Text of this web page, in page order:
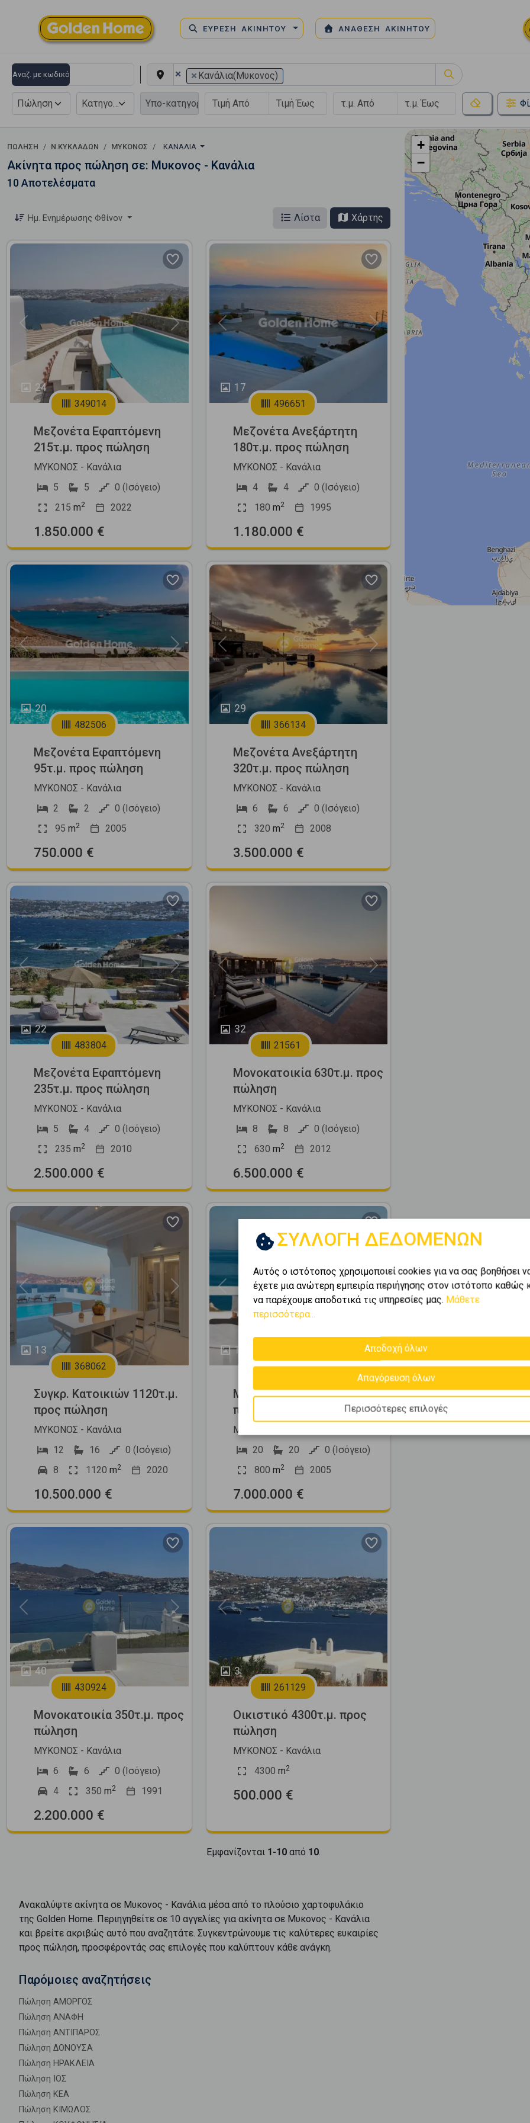
ΕΥΡΕΣΗ ΑΚΙΝΗΤΟΥ ΑΝΑΘΕΣΗ ΑΚΙΝΗΤΟΥ
Αναζ. με κωδικό × × Κανάλια(Μυκονος)
Πώληση
ΠΏΛΗΣΗ Ν.ΚΥΚΛΑΔΩΝ ΜΥΚΟΝΟΣ ΚΑΝΆΛΙΑ
Ακίνητα προς πώληση σε: Μυκονος - Κανάλια
10 Αποτελέσματα
Ημ. Ενημέρωσης Φθίνον Λίστα Χάρτης
24
Previous Next
349014
Μεζονέτα Εφαπτόμενη
215τ.μ. προς πώληση
ΜΥΚΟΝΟΣ - Κανάλια
5
5
0 (Ισόγειο)
215 m2 2022
1.850.000 €
17
Previous Next
496651
Μεζονέτα Ανεξάρτητη
180τ.μ. προς πώληση
ΜΥΚΟΝΟΣ - Κανάλια
4
4
0 (Ισόγειο)
180 m2 1995
1.180.000 €
20
Previous Next
482506
Μεζονέτα Εφαπτόμενη
95τ.μ. προς πώληση
ΜΥΚΟΝΟΣ - Κανάλια
2
2
0 (Ισόγειο)
95 m2 2005
750.000 €
29
Previous Next
366134
Μεζονέτα Ανεξάρτητη
320τ.μ. προς πώληση
ΜΥΚΟΝΟΣ - Κανάλια
6
6
0 (Ισόγειο)
320 m2 2008
3.500.000 €
22
Previous Next
483804
Μεζονέτα Εφαπτόμενη
235τ.μ. προς πώληση
ΜΥΚΟΝΟΣ - Κανάλια
5
4
0 (Ισόγειο)
235 m2 2010
2.500.000 €
32
Previous Next
21561
Μονοκατοικία 630τ.μ. προς
πώληση
ΜΥΚΟΝΟΣ - Κανάλια
8
8
0 (Ισόγειο)
630 m2 2012
6.500.000 €
13
Previous Next
368062
Συγκρ. Κατοικιών 1120τ.μ.
προς πώληση
ΜΥΚΟΝΟΣ - Κανάλια
12
16
0 (Ισόγειο)
8
1120 m2 2020
10.500.000 €
19
Previous Next
405415
Μονοκατοικία 800τ.μ. προς
πώληση
ΜΥΚΟΝΟΣ - Κανάλια
20
20
0 (Ισόγειο)
800 m2 2005
7.000.000 €
40
Previous Next
430924
Μονοκατοικία 350τ.μ. προς
πώληση
ΜΥΚΟΝΟΣ - Κανάλια
6
6
0 (Ισόγειο)
4
350 m2 1991
2.200.000 €
3
Previous Next
261129
Οικιστικό 4300τ.μ. προς
πώληση
ΜΥΚΟΝΟΣ - Κανάλια
4300 m2
500.000 €
Εμφανίζονται 1-10από 10.
Ανακαλύψτε ακίνητα σε Μυκονος - Κανάλια μέσα από το πλούσιο χαρτοφυλάκιο
της Golden Home. Περιηγηθείτε σε 10 αγγελίες για ακίνητα σε Μυκονος - Κανάλια
και βρείτε ακριβώς αυτό που αναζητάτε. Συγκεντρώνουμε τις καλύτερες ευκαιρίες
προς πώληση, προσφέροντάς σας επιλογές που καλύπτουν κάθε ανάγκη.
Παρόμοιες αναζητήσεις
Πώληση ΑΜΟΡΓΟΣ
Πώληση ΑΝΑΦΗ
Πώληση ΑΝΤΙΠΑΡΟΣ
Πώληση ΔΟΝΟΥΣΑ
Πώληση ΗΡΑΚΛΕΙΑ
Πώληση ΙΟΣ
Πώληση ΚΕΑ
Πώληση ΚΙΜΩΛΟΣ
+
−
ΣΥΛΛΟΓΗ ΔΕΔΟΜΕΝΩΝ
Αυτός ο ιστότοπος χρησιμοποιεί cookies για να σας βοηθήσει
έχετε μια ανώτερη εμπειρία περιήγησης στον ιστότοπο καθώς
να παρέχουμε αποδοτικά τις υπηρεσίες μας. Μάθετε
περισσότερα...
Αποδοχή όλων
Απαγόρευση όλων
Περισσότερες επιλογές